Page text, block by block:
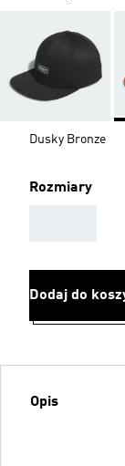
Dusky Bronze
Rozmiary
Dodaj do
Opis